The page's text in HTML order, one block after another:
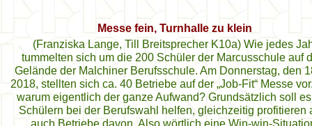
Messe fein, Turnhalle zu klein
(Franziska Lange, Till Breitsprecher K10a) Wie jedes
tummelten sich um die 200 Schüler der Marcusschule auf
Gelände der Malchiner Berufsschule. Am Donnerstag, den
2018, stellten sich ca. 40 Betriebe auf der „Job-Fit“ Messe
warum eigentlich der ganze Aufwand? Grundsätzlich soll
Schülern bei der Berufswahl helfen, gleichzeitig profitieren
auch Betriebe davon. Also wörtlich eine Win-win-